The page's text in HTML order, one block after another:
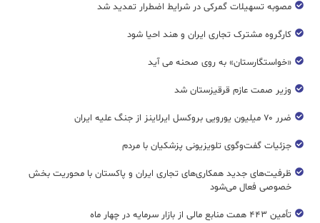
مصوبه تسهیلات گمرکی در شرایط اضطرار تمدید شد
کارگروه مشترک تجاری ایران و هند احیا شود
«خواستگارستان» به روی صحنه می آید
وزیر صمت عازم قرقیزستان شد
ضرر ۷۰ میلیون یورویی بروکسل ایرلاینز از جنگ علیه ایران
جزئیات گفت‌وگوی تلویزیونی پزشکیان با مردم
ظرفیت‌های جدید همکاری‌های تجاری ایران و پاکستان با محوریت بخش
خصوصی فعال می‌شود
تأمین ۴۴۳ همت منابع مالی از بازار سرمایه در چهار ماه